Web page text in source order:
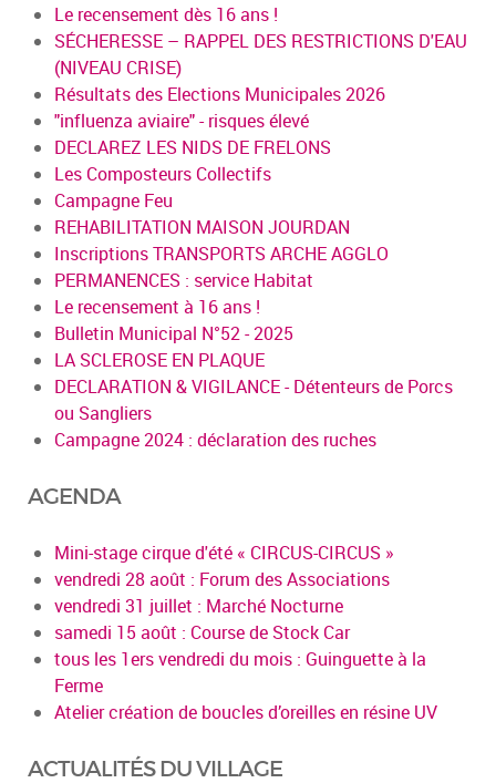
Le recensement dès 16 ans !
SÉCHERESSE – RAPPEL DES RESTRICTIONS D'EAU
(NIVEAU CRISE)
Résultats des Elections Municipales 2026
"influenza aviaire" - risques élevé
DECLAREZ LES NIDS DE FRELONS
Les Composteurs Collectifs
Campagne Feu
REHABILITATION MAISON JOURDAN
Inscriptions TRANSPORTS ARCHE AGGLO
PERMANENCES : service Habitat
Le recensement à 16 ans !
Bulletin Municipal N°52 - 2025
LA SCLEROSE EN PLAQUE
DECLARATION & VIGILANCE - Détenteurs de Porcs
ou Sangliers
Campagne 2024 : déclaration des ruches
AGENDA
Mini-stage cirque d'été « CIRCUS-CIRCUS »
vendredi 28 août : Forum des Associations
vendredi 31 juillet : Marché Nocturne
samedi 15 août : Course de Stock Car
tous les 1ers vendredi du mois : Guinguette à la
Ferme
Atelier création de boucles d’oreilles en résine UV
ACTUALITÉS DU VILLAGE